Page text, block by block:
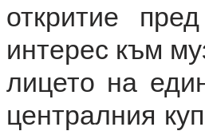
откритие
интерес към
лицето на
централния